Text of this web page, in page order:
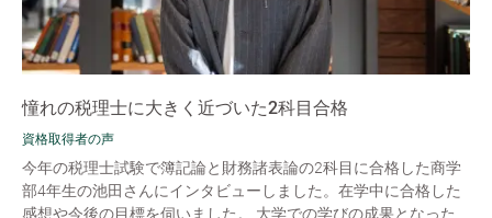
憧れの税理士に大きく近づいた2科目合格
資格取得者の声
今年の税理士試験で簿記論と財務諸表論の2科目に合格した商学
部4年生の池田さんにインタビューしました。在学中に合格した
感想や今後の目標を伺いました。 大学での学びの成果となった